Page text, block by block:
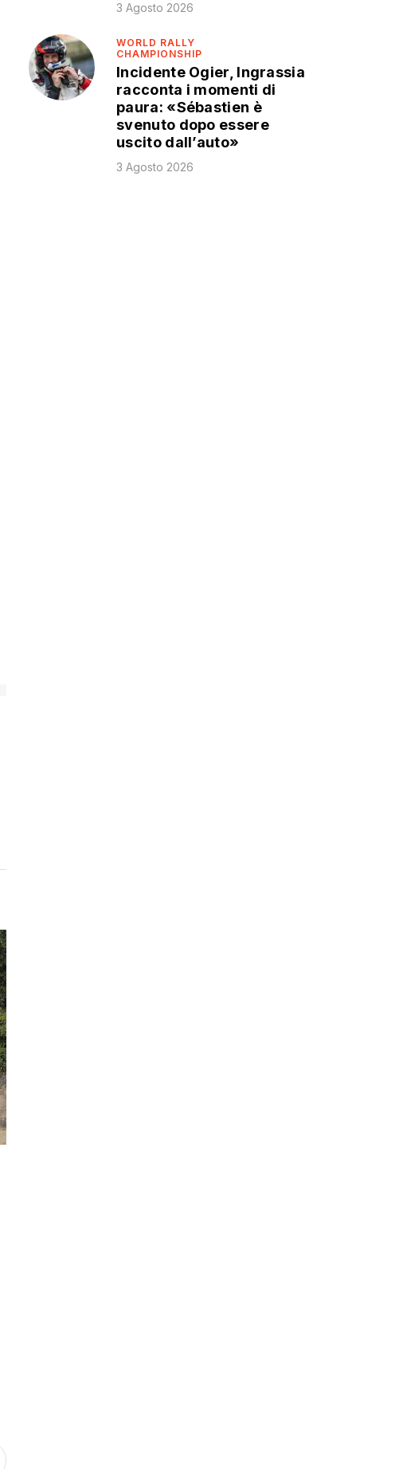
3 Agosto 2026
WORLD RALLY
CHAMPIONSHIP
Incidente Ogier, Ingrassia
racconta i momenti di
paura: «Sébastien è
svenuto dopo essere
uscito dall’auto»
3 Agosto 2026